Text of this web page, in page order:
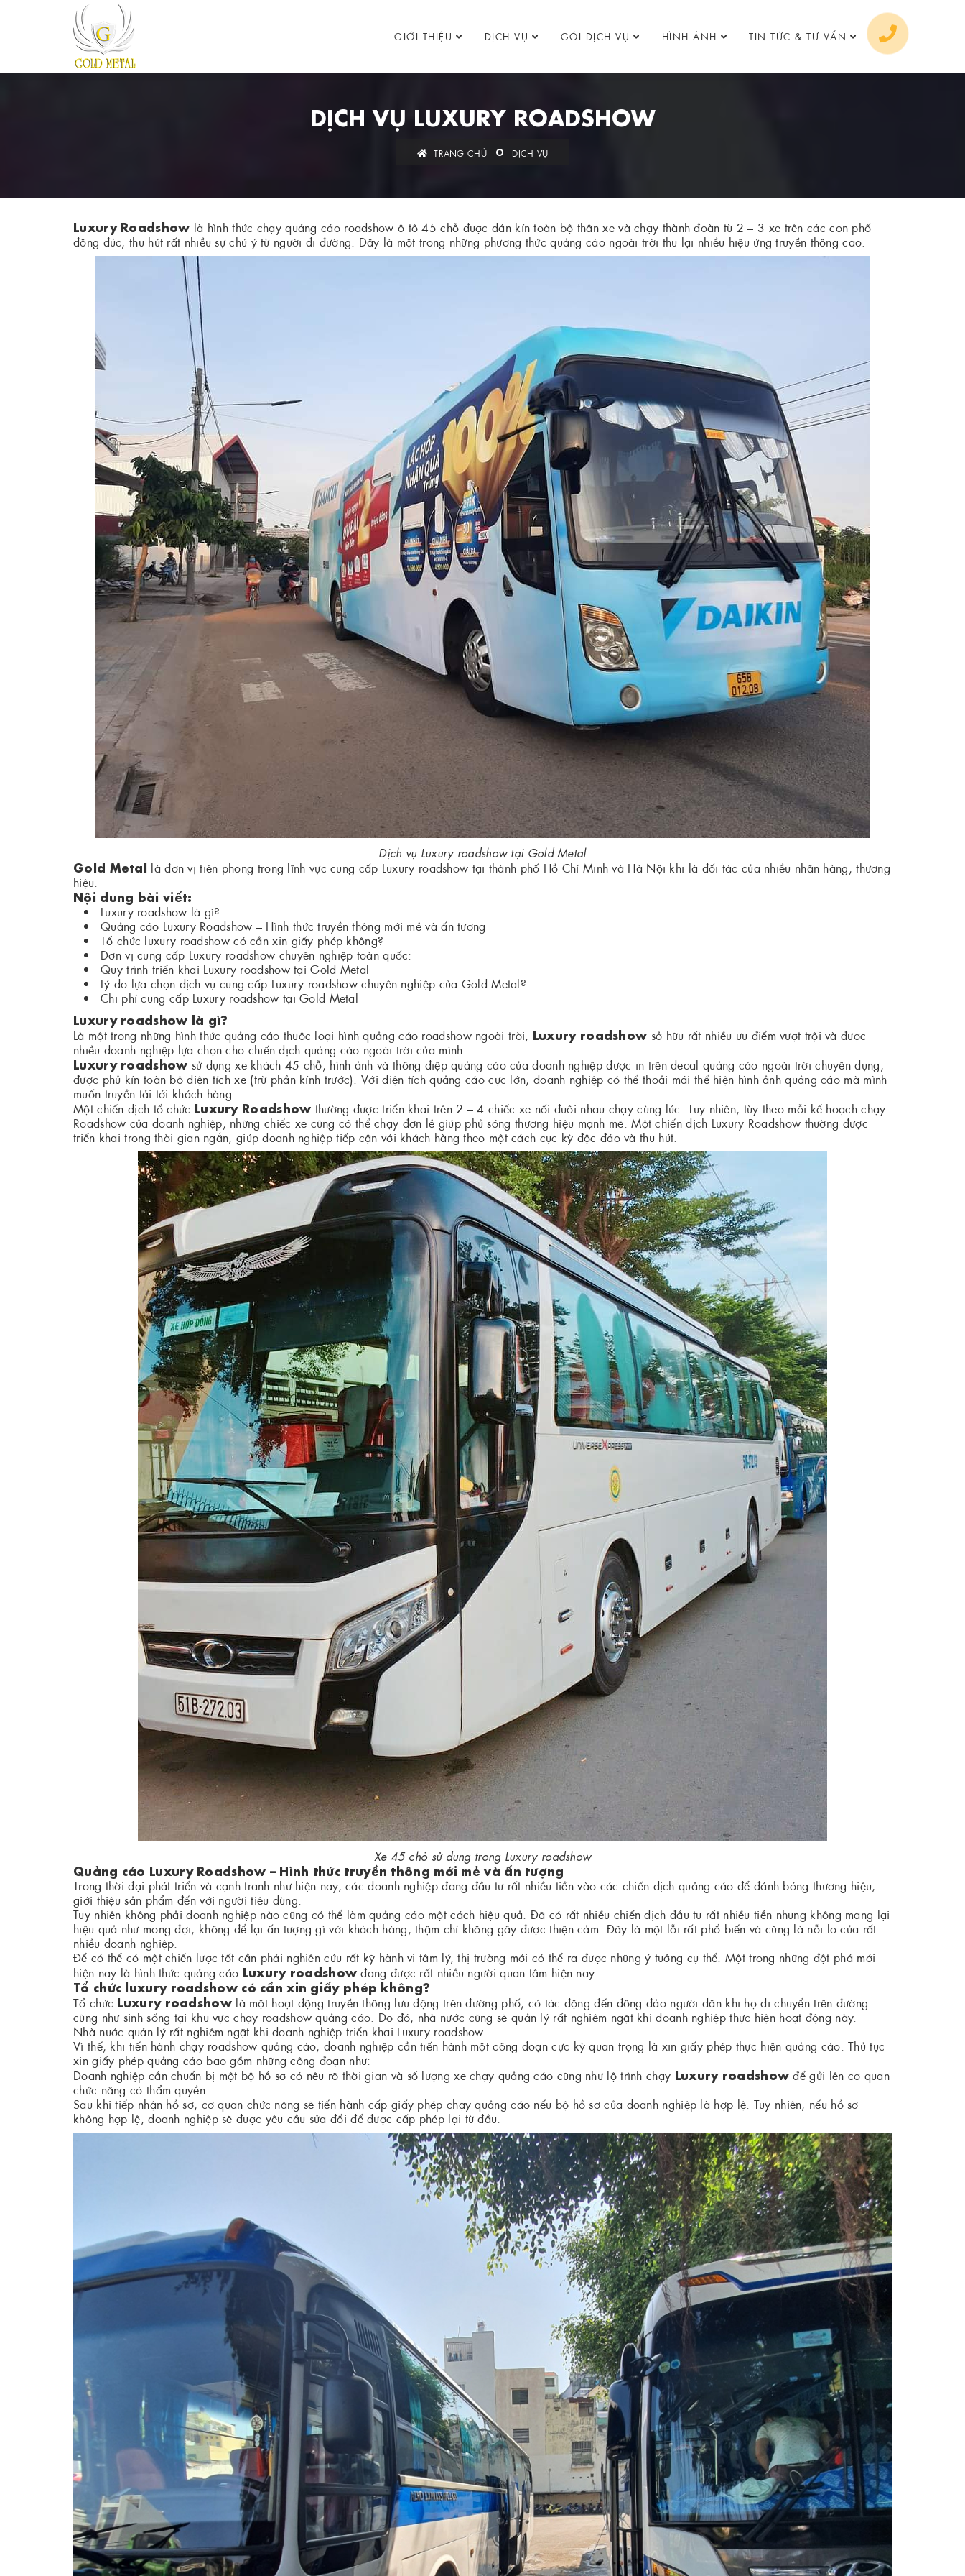
GIỚI THIỆU DỊCH VỤ GÓI DỊCH VỤ HÌNH ẢNH TIN TỨC & TƯ VẤN
DỊCH VỤ LUXURY ROADSHOW
TRANG CHỦ DỊCH VỤ
Luxury Roadshow là hình thức chạy quảng cáo roadshow ô tô 45 chỗ được dán kín toàn bộ thân xe và chạy thành đoàn từ 2 – 3 xe trên các con phố
đông đúc, thu hút rất nhiều sự chú ý từ người đi đường. Đây là một trong những phương thức quảng cáo ngoài trời thu lại nhiều hiệu ứng truyền thông cao.
Dịch vụ Luxury roadshow tại Gold Metal
Gold Metal là đơn vị tiên phong trong lĩnh vực cung cấp Luxury roadshow tại thành phố Hồ Chí Minh và Hà Nội khi là đối tác của nhiều nhãn hàng, thương
hiệu.
Nội dung bài viết:
Luxury roadshow là gì?
Quảng cáo Luxury Roadshow – Hình thức truyền thông mới mẻ và ấn tượng
Tổ chức luxury roadshow có cần xin giấy phép không?
Đơn vị cung cấp Luxury roadshow chuyên nghiệp toàn quốc:
Quy trình triển khai Luxury roadshow tại Gold Metal
Lý do lựa chọn dịch vụ cung cấp Luxury roadshow chuyên nghiệp của Gold Metal?
Chi phí cung cấp Luxury roadshow tại Gold Metal
Luxury roadshow là gì?
Là một trong những hình thức quảng cáo thuộc loại hình quảng cáo roadshow ngoài trời, Luxury roadshow sở hữu rất nhiều ưu điểm vượt trội và được
nhiều doanh nghiệp lựa chọn cho chiến dịch quảng cáo ngoài trời của mình.
Luxury roadshow sử dụng xe khách 45 chỗ, hình ảnh và thông điệp quảng cáo của doanh nghiệp được in trên decal quảng cáo ngoài trời chuyên dụng,
được phủ kín toàn bộ diện tích xe (trừ phần kính trước). Với diện tích quảng cáo cực lớn, doanh nghiệp có thể thoải mái thể hiện hình ảnh quảng cáo mà mình
muốn truyền tải tới khách hàng.
Một chiến dịch tổ chức Luxury Roadshow thường được triển khai trên 2 – 4 chiếc xe nối đuôi nhau chạy cùng lúc. Tuy nhiên, tùy theo mỗi kế hoạch chạy
Roadshow của doanh nghiệp, những chiếc xe cũng có thể chạy đơn lẻ giúp phủ sóng thương hiệu mạnh mẽ. Một chiến dịch Luxury Roadshow thường được
triển khai trong thời gian ngắn, giúp doanh nghiệp tiếp cận với khách hàng theo một cách cực kỳ độc đáo và thu hút.
Xe 45 chỗ sử dụng trong Luxury roadshow
Quảng cáo Luxury Roadshow – Hình thức truyền thông mới mẻ và ấn tượng
Trong thời đại phát triển và cạnh tranh như hiện nay, các doanh nghiệp đang đầu tư rất nhiều tiền vào các chiến dịch quảng cáo để đánh bóng thương hiệu,
giới thiệu sản phẩm đến với người tiêu dùng.
Tuy nhiên không phải doanh nghiệp nào cũng có thể làm quảng cáo một cách hiệu quả. Đã có rất nhiều chiến dịch đầu tư rất nhiều tiền nhưng không mang lại
hiệu quả như mong đợi, không để lại ấn tượng gì với khách hàng, thậm chí không gây được thiện cảm. Đây là một lỗi rất phổ biến và cũng là nỗi lo của rất
nhiều doanh nghiệp.
Để có thể có một chiến lược tốt cần phải nghiên cứu rất kỹ hành vi tâm lý, thị trường mới có thể ra được những ý tưởng cụ thể. Một trong những đột phá mới
hiện nay là hình thức quảng cáo Luxury roadshow đang được rất nhiều người quan tâm hiện nay.
Tổ chức luxury roadshow có cần xin giấy phép không?
Tổ chức Luxury roadshow là một hoạt động truyền thông lưu động trên đường phố, có tác động đến đông đảo người dân khi họ di chuyển trên đường
cũng như sinh sống tại khu vực chạy roadshow quảng cáo. Do đó, nhà nước cũng sẽ quản lý rất nghiêm ngặt khi doanh nghiệp thực hiện hoạt động này.
Nhà nước quản lý rất nghiêm ngặt khi doanh nghiệp triển khai Luxury roadshow
Vì thế, khi tiến hành chạy roadshow quảng cáo, doanh nghiệp cần tiến hành một công đoạn cực kỳ quan trọng là xin giấy phép thực hiện quảng cáo. Thủ tục
xin giấy phép quảng cáo bao gồm những công đoạn như:
Doanh nghiệp cần chuẩn bị một bộ hồ sơ có nêu rõ thời gian và số lượng xe chạy quảng cáo cũng như lộ trình chạy Luxury roadshowđể gửi lên cơ quan
chức năng có thẩm quyền.
Sau khi tiếp nhận hồ sơ, cơ quan chức năng sẽ tiến hành cấp giấy phép chạy quảng cáo nếu bộ hồ sơ của doanh nghiệp là hợp lệ. Tuy nhiên, nếu hồ sơ
không hợp lệ, doanh nghiệp sẽ được yêu cầu sửa đổi để được cấp phép lại từ đầu.